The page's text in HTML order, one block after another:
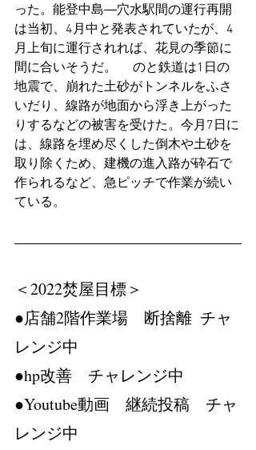
った。能登中島―穴水駅間の運行再開
は当初、4月中と発表されていたが、4
月上旬に運行されれば、花見の季節に
間に合いそうだ。 　のと鉄道は1日の
地震で、崩れた土砂がトンネルをふさ
いだり、線路が地面から浮き上がった
りするなどの被害を受けた。今月7日に
は、線路を埋め尽くした倒木や土砂を
取り除くため、建機の進入路が砕石で
作られるなど、急ピッチで作業が続い
ている。
＜2022焚屋目標＞
●店舗2階作業場　断捨離  チャ
レンジ中
●hp改善　チャレンジ中
●Youtube動画　継続投稿　チャ
レンジ中